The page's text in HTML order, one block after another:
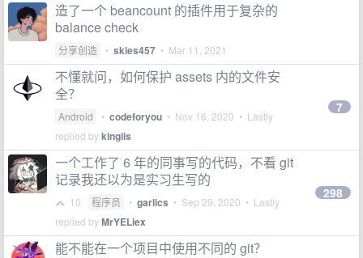
造了一个 beancount 的插件用于复杂的
balance check
分享创造 • skies457 • Mar 11, 2021
不懂就问，如何保护 assets 内的文件安
全？
Android • codeforyou • Nov 16, 2020 • Lastly
replied bykingiis
7
一个工作了 6 年的同事写的代码，不看 git
记录我还以为是实习生写的
10 程序员 • garlics • Sep 29, 2020 • Lastly
replied byMrYELiex
298
能不能在一个项目中使用不同的 git？